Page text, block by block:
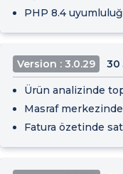
PHP 8.4
Version : 3.0.29 30
Ürün analizinde
Masraf
Fatura özetinde